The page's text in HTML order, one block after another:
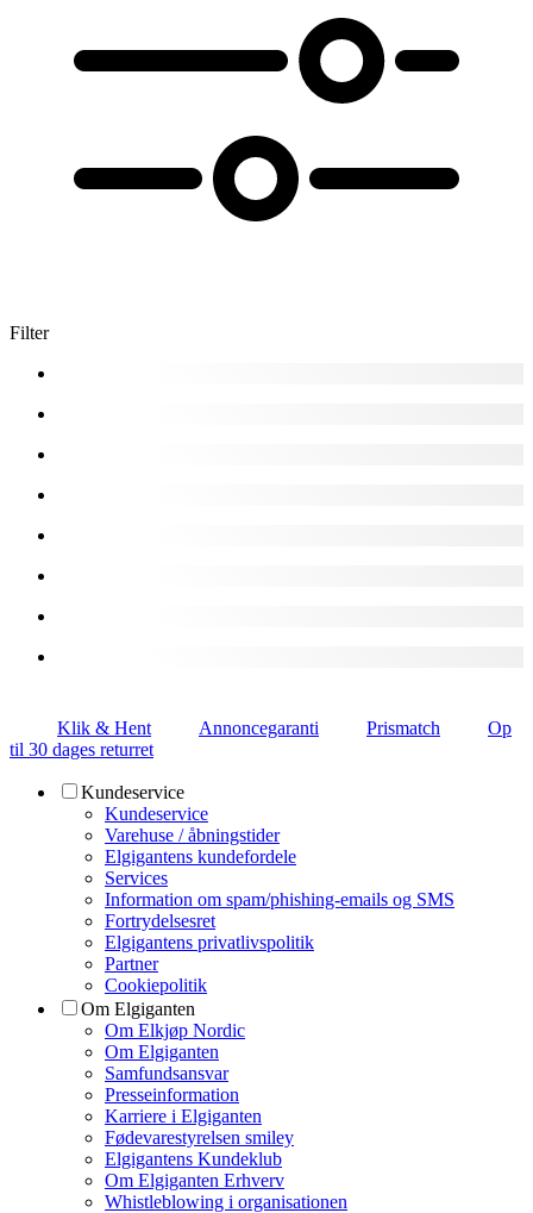
Filter
Klik & Hent Annoncegaranti Prismatch
Op
til 30 dages returret
Kundeservice
Kundeservice
Varehuse / åbningstider
Elgigantens kundefordele
Services
Information om spam/phishing-emails og SMS
Fortrydelsesret
Elgigantens privatlivspolitik
Partner
Cookiepolitik
Om Elgiganten
Om Elkjøp Nordic
Om Elgiganten
Samfundsansvar
Presseinformation
Karriere i Elgiganten
Fødevarestyrelsen smiley
Elgigantens Kundeklub
Om Elgiganten Erhverv
Whistleblowing i organisationen